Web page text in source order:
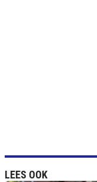
LEES OOK